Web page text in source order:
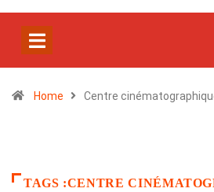
Home Centre
TAGS :CENTRE